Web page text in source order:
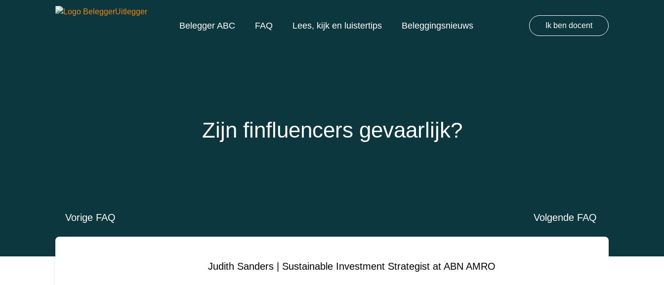
Belegger ABC FAQ Lees, kijk en luistertips Beleggingsnieuws Ik ben docent
Zijn finfluencers gevaarlijk?
Vorige FAQ Volgende FAQ
Judith Sanders | Sustainable Investment Strategist at ABN AMRO